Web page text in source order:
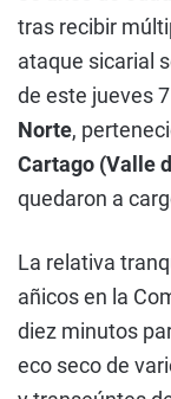
tras recibir
ataque sicarial
de este jueves
Norte,
Cartago (Valle
quedaron a
La relativa
añicos en la
diez minutos
eco seco de